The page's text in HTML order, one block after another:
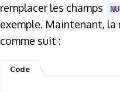
remplacer les champs
exemple. Maintenant,
comme suit :